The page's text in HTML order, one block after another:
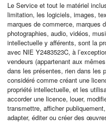
Le Service et tout le matériel
limitation, les logiciels, images,
marques de commerce, marques
photographies, audio, vidéos,
intellectuelle y afférents, sont la
avec NIE Y2483523C, à
vendeurs (appartenant aux
dans les présentes, rien dans les
considéré comme créant une
propriété intellectuelle, et les
accorder une licence, louer,
transmettre, afficher
adapter, éditer ou créer des